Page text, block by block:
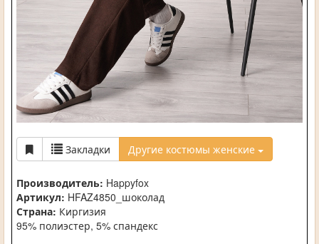
Закладки Другие костюмы женские
Производитель: Happyfox
Артикул: HFAZ4850_шоколад
Страна: Киргизия
95% полиэстер, 5% спандекс